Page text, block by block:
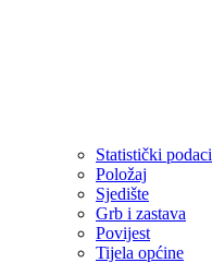
Statistički podaci
Položaj
Sjedište
Grb i zastava
Povijest
Tijela općine